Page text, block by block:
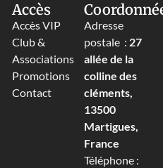
Accès
Accès VIP
Club &
Associations
Promotions
Contact
Adresse
postale : 27
allée de la
colline des
cléments,
13500
Martigues,
France
Téléphone :